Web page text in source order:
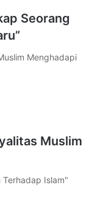
Seorang
Menghadapi
Muslim
Islam"